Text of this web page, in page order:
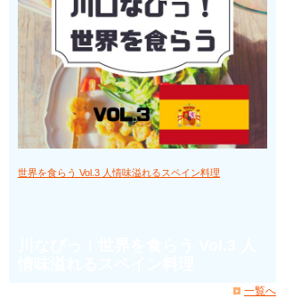
世界を食らう Vol.3 人情味溢れるスペイン料理
一覧へ